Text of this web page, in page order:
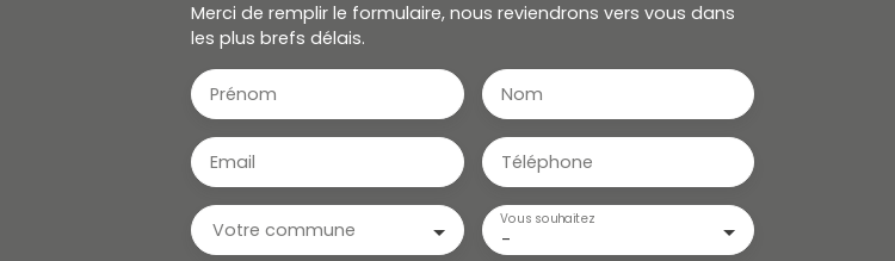
Merci de remplir le formulaire, nous reviendrons vers vous dans
les plus brefs délais.
Prénom Nom
Email Téléphone
Votre commune -
Vous souhaitez